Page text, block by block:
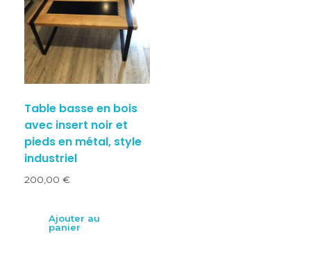
Table basse en bois
avec insert noir et
pieds en métal, style
industriel
200,00 €
Ajouter au
panier